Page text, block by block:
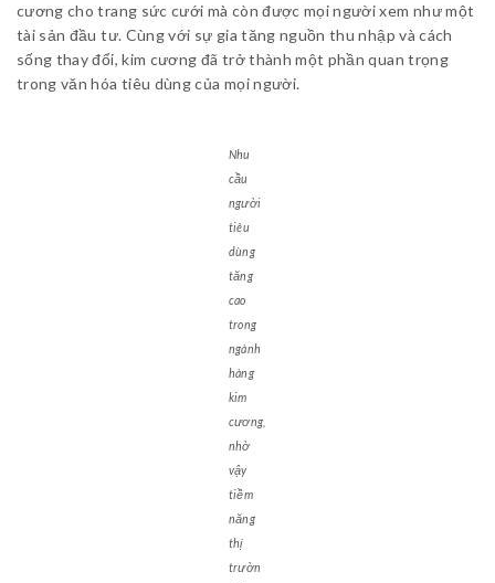
cương cho trang sức cưới mà còn được mọi người xem như một
tài sản đầu tư. Cùng với sự gia tăng nguồn thu nhập và cách
sống thay đổi, kim cương đã trở thành một phần quan trọng
trong văn hóa tiêu dùng của mọi người.
Nhu
cầu
người
tiêu
dùng
tăng
cao
trong
ngành
hàng
kim
cương,
nhờ
vậy
tiềm
năng
thị
trườn